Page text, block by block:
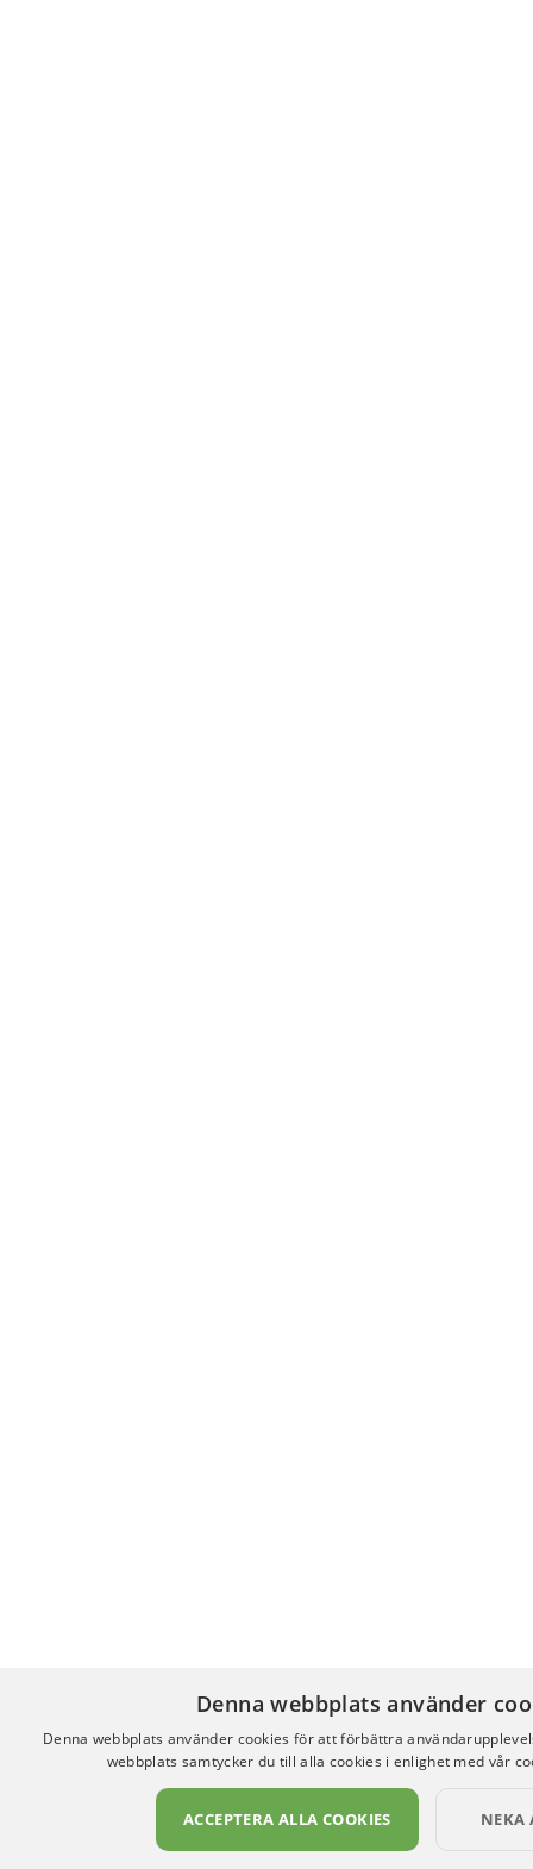
Denna webbplats använder
Denna webbplats använder cookies för att förbättra
webbplats samtycker du till alla cookies i enlighet med vår
ACCEPTERA ALLA COOKIES NEKA